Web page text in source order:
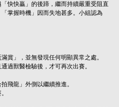
快快贏」的後蹄，繼而持續嚴重受阻直
掌握時機」因而失地甚多。小組認為
賞」，並無發現任何明顯異常之處。
過獸醫檢驗後，才可再次出賽。
飛龍」外側以繼續推進。